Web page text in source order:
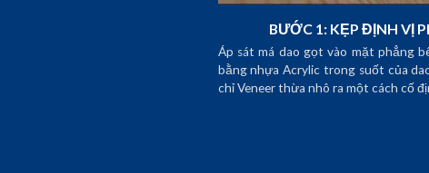
BƯỚC 1: KẸP ĐỊNH VỊ
Áp sát má dao gọt vào mặt phẳng
bằng nhựa Acrylic trong suốt của
chỉ Veneer thừa nhô ra một cách cố